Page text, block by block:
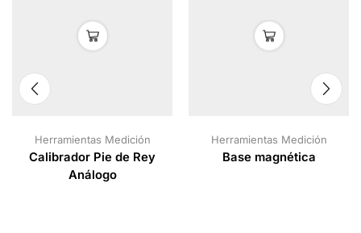
Herramientas Medición
Calibrador Pie de Rey
Análogo
Herramientas Medición
Base magnética